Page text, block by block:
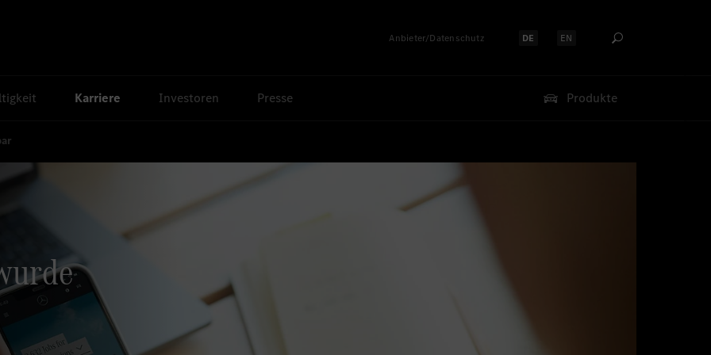
Anbieter/Datenschutz Sprache auswählen:
DE Sprache auswählen:
EN
Karriere Investoren Presse Produkte